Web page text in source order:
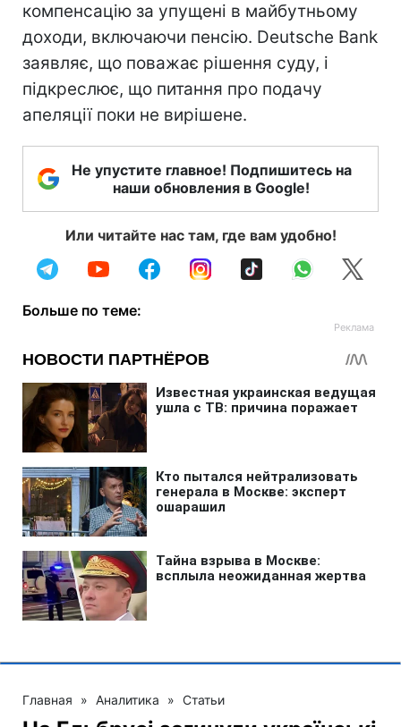
компенсацію за упущені в майбутньому
доходи, включаючи пенсію. Deutsche Bank
заявляє, що поважає рішення суду, і
підкреслює, що питання про подачу
апеляції поки не вирішене.
Не упустите главное! Подпишитесь на
наши обновления в Google!
Или читайте нас там, где вам удобно!
Больше по теме:
Главная » Аналитика » Статьи